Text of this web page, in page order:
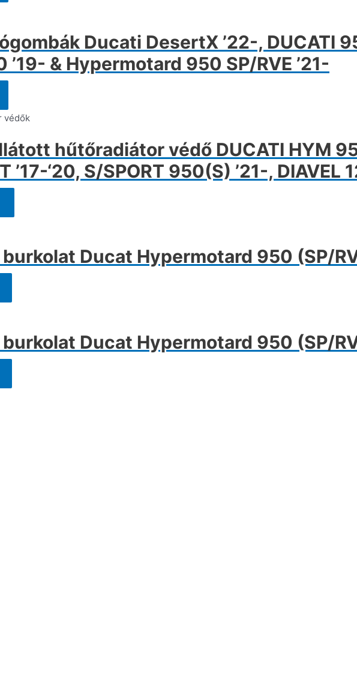
Ducati DesertX ’22-, DUCATI
& Hypermotard 950 SP/RVE ’21-
védők
hűtőradiátor védő DUCATI HYM
’17-‘20, S/SPORT 950(S) ’21-, DIAVEL
Ducat Hypermotard 950 (SP/
Ducat Hypermotard 950 (SP/